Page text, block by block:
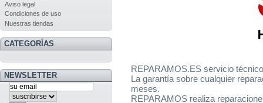
Aviso legal
Condiciones de uso
Nuestras tiendas
CATEGORÍAS
NEWSLETTER
REPARAMOS.ES servicio
La garantía sobre cualquier
meses.
REPARAMOS realiza